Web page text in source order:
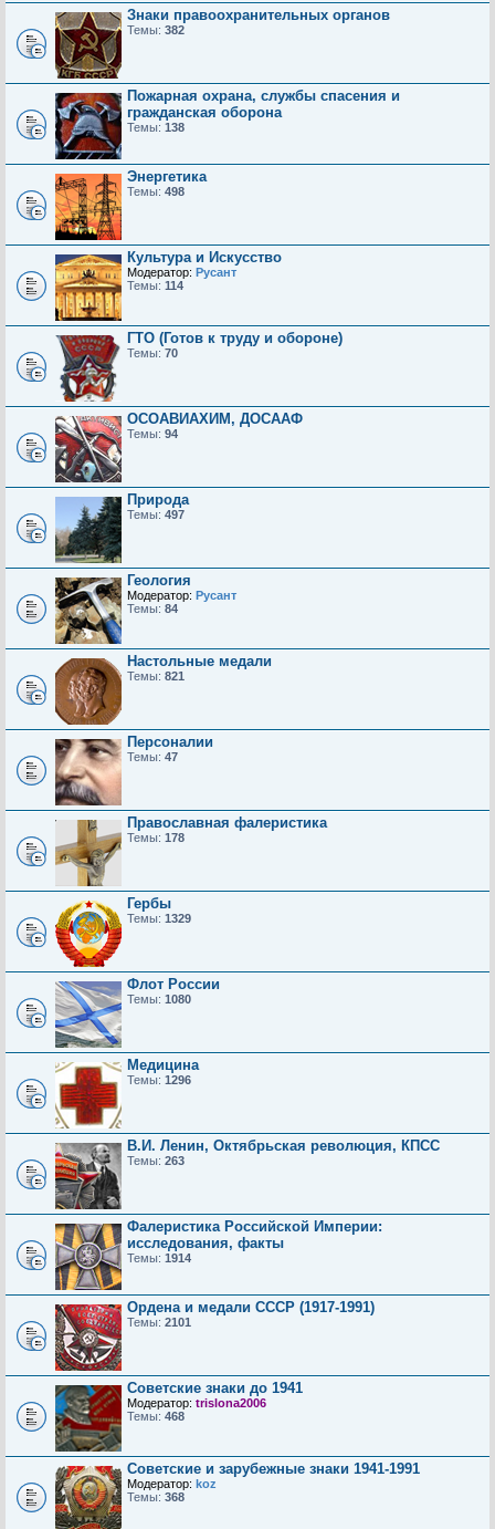
Знаки правоохранительных органов
Темы: 382
Пожарная охрана, службы спасения и
гражданская оборона
Темы: 138
Энергетика
Темы: 498
Культура и Искусство
Модератор: Русант
Темы: 114
ГТО (Готов к труду и обороне)
Темы: 70
ОСОАВИАХИМ, ДОСААФ
Темы: 94
Природа
Темы: 497
Геология
Модератор: Русант
Темы: 84
Настольные медали
Темы: 821
Персоналии
Темы: 47
Православная фалеристика
Темы: 178
Гербы
Темы: 1329
Флот России
Темы: 1080
Медицина
Темы: 1296
В.И. Ленин, Октябрьская революция, КПСС
Темы: 263
Фалеристика Российской Империи:
исследования, факты
Темы: 1914
Ордена и медали СССР (1917-1991)
Темы: 2101
Советские знаки до 1941
Модератор: trislona2006
Темы: 468
Советские и зарубежные знаки 1941-1991
Модератор: koz
Темы: 368